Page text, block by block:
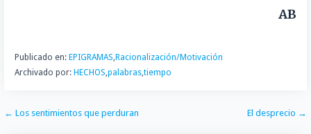
AB
Publicado en: EPIGRAMAS,Racionalización/Motivación
Archivado por: HECHOS,palabras,tiempo
Navegación
← Los sentimientos que perduran El desprecio →